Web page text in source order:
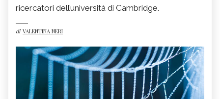
ricercatori dell’università di Cambridge.
di VALENTINA NERI